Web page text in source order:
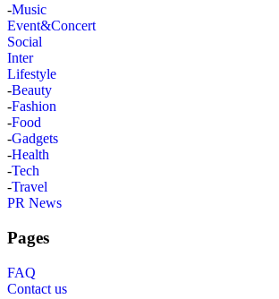
-Music
Event&Concert
Social
Inter
Lifestyle
-Beauty
-Fashion
-Food
-Gadgets
-Health
-Tech
-Travel
PR News
Pages
FAQ
Contact us